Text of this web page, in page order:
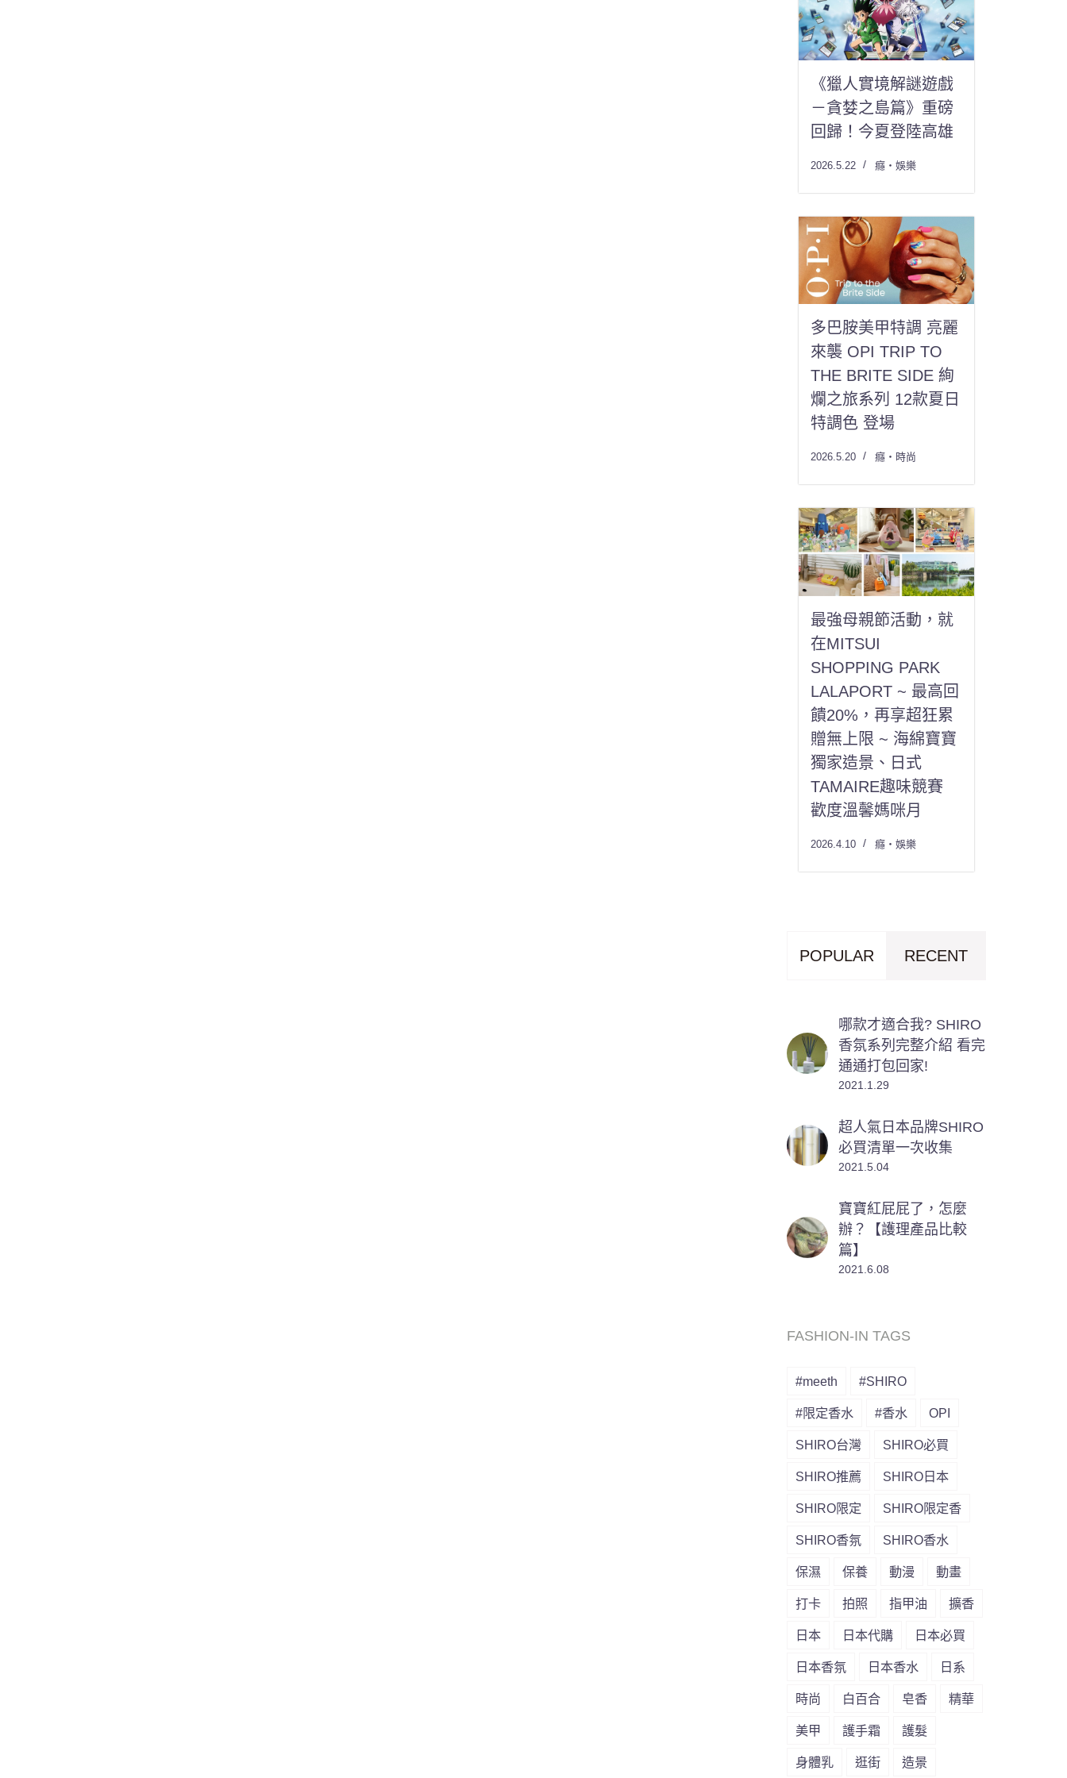
《獵人實境解謎遊戲
－貪婪之島篇》重磅
回歸！今夏登陸高雄
2026.5.22 癮・娛樂
多巴胺美甲特調 亮麗
來襲 OPI TRIP TO
THE BRITE SIDE 絢
爛之旅系列 12款夏日
特調色 登場
2026.5.20 癮・時尚
最強母親節活動，就
在MITSUI
SHOPPING PARK
LALAPORT ~ 最高回
饋20%，再享超狂累
贈無上限 ~ 海綿寶寶
獨家造景、日式
TAMAIRE趣味競賽
歡度溫馨媽咪月
2026.4.10 癮・娛樂
POPULAR RECENT
哪款才適合我? SHIRO
香氛系列完整介紹 看完
通通打包回家!
2021.1.29
超人氣日本品牌SHIRO
必買清單一次收集
2021.5.04
寶寶紅屁屁了，怎麼
辦？【護理產品比較
篇】
2021.6.08
FASHION-IN TAGS
#meeth #SHIRO
#限定香水 #香水 OPI
SHIRO台灣 SHIRO必買
SHIRO推薦 SHIRO日本
SHIRO限定 SHIRO限定香
SHIRO香氛 SHIRO香水
保濕 保養 動漫 動畫
打卡 拍照 指甲油 擴香
日本 日本代購 日本必買
日本香氛 日本香水 日系
時尚 白百合 皂香 精華
美甲 護手霜 護髮
身體乳 逛街 造景